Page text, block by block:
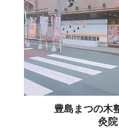
豊島まつの木
灸院